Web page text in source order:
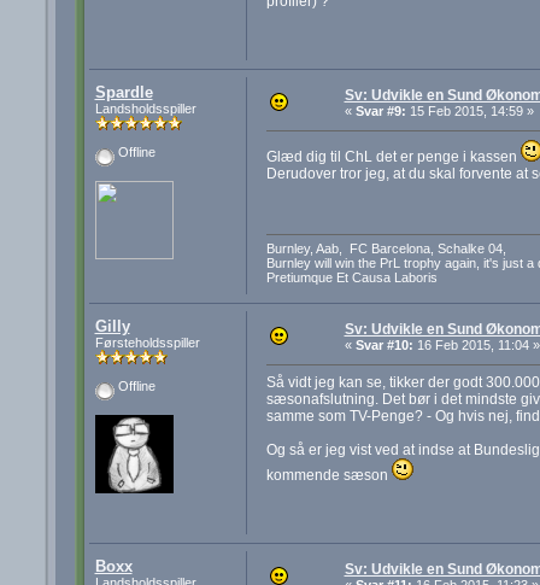
Spardle
Landsholdsspiller
Offline
Sv: Udvikle en Sund
« Svar #9: 15 Feb 2015, 14:59 »
Glæd dig til ChL det er penge i kassen
Derudover tror jeg, at du skal forvente at
Burnley, Aab, FC Barcelona, Schalke 04,
Burnley will win the PrL trophy again, it's just a
Pretiumque Et Causa Laboris
Gilly
Førsteholdsspiller
Offline
Sv: Udvikle en Sund
« Svar #10: 16 Feb 2015, 11:04 »
Så vidt jeg kan se, tikker der godt
sæsonafslutning. Det bør i det mindste
samme som TV-Penge? - Og hvis nej,
Og så er jeg vist ved at indse at
kommende sæson
Boxx Sv: Udvikle en Sund